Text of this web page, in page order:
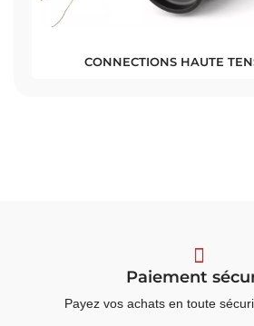
CONNECTIONS HAUTE
Paiement
Payez vos achats en toute